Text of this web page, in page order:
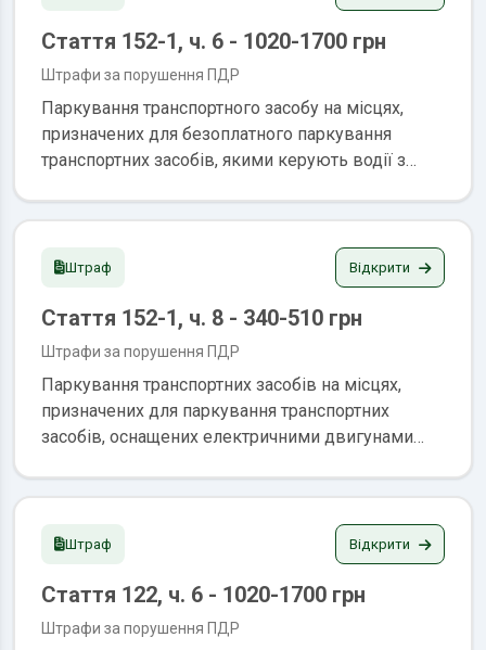
тридцятикратному розмірі від вартості однієї
години послуги з користування тим
майданчиком для платного паркування
транспортний засіб у момент порушення
Стаття 152-1, ч. 6 - 1020-1700 грн
Штрафи за порушення ПДР
Паркування транспортного засобу на місцях,
призначених для безоплатного паркування
транспортних засобів, якими керують водії з
інвалідності (крім явно виражених ознак
Штраф Відкрити
Стаття 152-1, ч. 8 - 340-510 грн
Штрафи за порушення ПДР
Паркування транспортних засобів на місцях,
призначених для паркування транспортних
засобів, оснащених електричними двигунами
Штраф Відкрити
Стаття 122, ч. 6 - 1020-1700 грн
Штрафи за порушення ПДР